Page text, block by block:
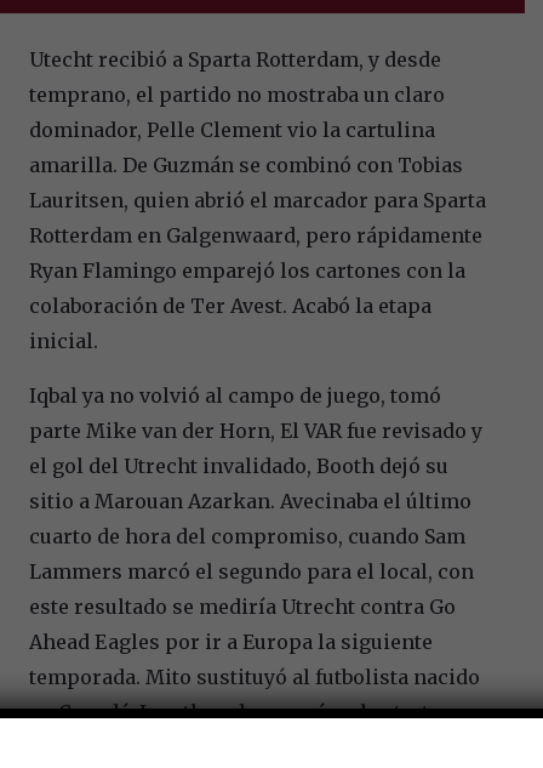
Utecht recibió a Sparta Rotterdam, y desde
temprano, el partido no mostraba un claro
dominador, Pelle Clement vio la cartulina
amarilla. De Guzmán se combinó con Tobias
Lauritsen, quien abrió el marcador para Sparta
Rotterdam en Galgenwaard, pero rápidamente
Ryan Flamingo emparejó los cartones con la
colaboración de Ter Avest. Acabó la etapa
inicial.
Iqbal ya no volvió al campo de juego, tomó
parte Mike van der Horn, El VAR fue revisado y
el gol del Utrecht invalidado, Booth dejó su
sitio a Marouan Azarkan. Avecinaba el último
cuarto de hora del compromiso, cuando Sam
Lammers marcó el segundo para el local, con
este resultado se mediría Utrecht contra Go
Ahead Eagles por ir a Europa la siguiente
temporada. Mito sustituyó al futbolista nacido
en Canadá; Jonathan de guzmán, el estratega